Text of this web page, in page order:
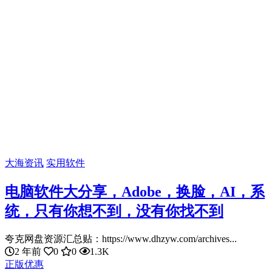
大海资讯 实用软件
电脑软件大分享，Adobe，换脸，AI，系
统，只有你想不到，没有你找不到
夸克网盘资源汇总贴：https://www.dhzyw.com/archives...
2 年前
0 0
1.3K
正版优惠